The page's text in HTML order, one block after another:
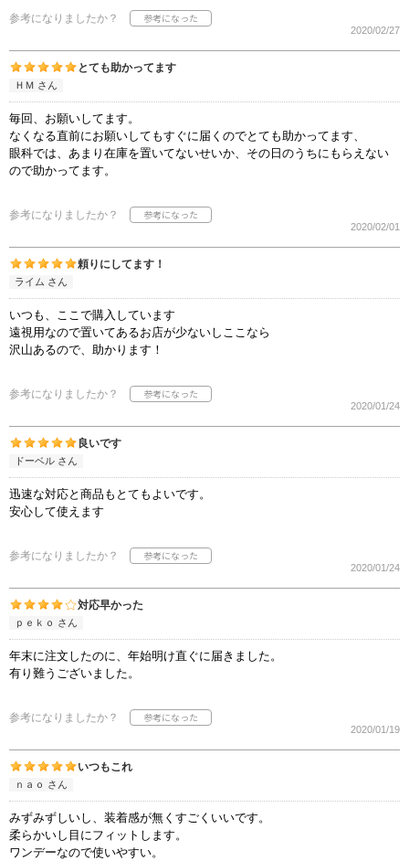
参考になりましたか？
2020/02/27
とても助かってます
ＨＭ さん
毎回、お願いしてます。
なくなる直前にお願いしてもすぐに届くのでとても助かってます、
眼科では、あまり在庫を置いてないせいか、その日のうちにもらえない
ので助かってます。
参考になりましたか？
2020/02/01
頼りにしてます！
ライム さん
いつも、ここで購入しています
遠視用なので置いてあるお店が少ないしここなら
沢山あるので、助かります！
参考になりましたか？
2020/01/24
良いです
ドーベル さん
迅速な対応と商品もとてもよいです。
安心して使えます
参考になりましたか？
2020/01/24
対応早かった
ｐｅｋｏ さん
年末に注文したのに、年始明け直ぐに届きました。
有り難うございました。
参考になりましたか？
2020/01/19
いつもこれ
ｎａｏ さん
みずみずしいし、装着感が無くすごくいいです。
柔らかいし目にフィットします。
ワンデーなので使いやすい。